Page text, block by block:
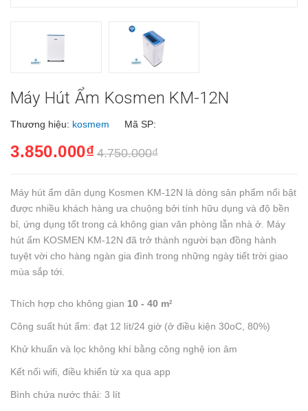
Máy Hút Ẩm Kosmen KM-12N
Thương hiệu: kosmem Mã SP:
3.850.000₫ 4.750.000₫
Máy hút ẩm dân dụng Kosmen KM-12N là dòng sản phẩm nổi bật
được nhiều khách hàng ưa chuộng bởi tính hữu dụng và độ bền
bỉ, ứng dụng tốt trong cả không gian văn phòng lẫn nhà ở. Máy
hút ẩm KOSMEN KM-12N đã trở thành người bạn đồng hành
tuyệt vời cho hàng ngàn gia đình trong những ngày tiết trời giao
mùa sắp tới.
Thích hợp cho không gian 10 - 40 m2
Công suất hút ẩm: đạt 12 lít/24 giờ (ở điều kiện 30oC, 80%)
Khử khuẩn và lọc không khí bằng công nghệ ion âm
Kết nối wifi, điều khiển từ xa qua app
Bình chứa nước thải: 3 lít